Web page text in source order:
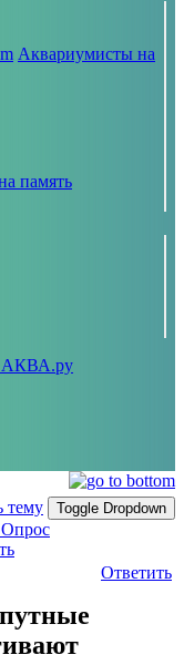
Аквариумисты на
память
тему
Toggle Dropdown
Ответить